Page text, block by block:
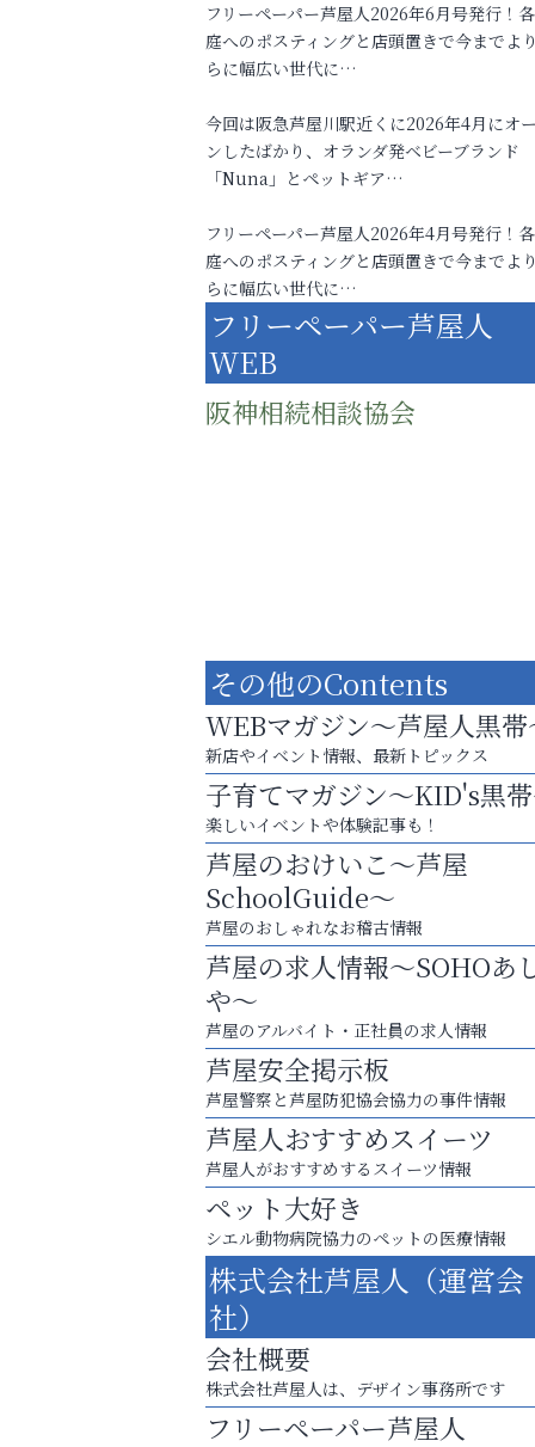
フリーペーパー芦屋人2026年6月号発行！
庭へのポスティングと店頭置きで今までよ
らに幅広い世代に…
今回は阪急芦屋川駅近くに2026年4月にオ
ンしたばかり、オランダ発ベビーブランド
「Nuna」とペットギア…
フリーペーパー芦屋人2026年4月号発行！
庭へのポスティングと店頭置きで今までよ
らに幅広い世代に…
フリーペーパー芦屋人
WEB
阪神相続相談協会
まずは話してみませんか？
「相続」無料相談会カフェ
整体院エスコート・芦屋サロ
ン
猫背･側弯、背骨の歪みを
整えませんか？
芦屋インターナショナルスク
ール
その他のContents
WEBマガジン～芦屋人黒帯
新店やイベント情報、最新トピックス
子育てマガジン～KID's黒
楽しいイベントや体験記事も！
芦屋のおけいこ～芦屋
SchoolGuide～
芦屋のおしゃれなお稽古情報
芦屋の求人情報～SOHOあ
や～
芦屋のアルバイト・正社員の求人情報
芦屋安全掲示板
芦屋警察と芦屋防犯協会協力の事件情報
芦屋人おすすめスイーツ
芦屋人がおすすめするスイーツ情報
ペット大好き
シエル動物病院協力のペットの医療情報
株式会社芦屋人（運営会
社）
会社概要
株式会社芦屋人は、デザイン事務所です
フリーペーパー芦屋人